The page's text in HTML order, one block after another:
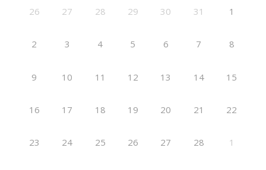
26 27 28 29 30 31 1
2 3 4 5 6 7 8
9 10 11 12 13 14 15
16 17 18 19 20 21 22
23 24 25 26 27 28 1